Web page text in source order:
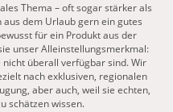
Thema – oft sogar stärker als
dem Urlaub gern ein gutes
für ein Produkt aus der
unser Alleinstellungsmerkmal:
überall verfügbar sind. Wir
nach exklusiven, regionalen
aber auch, weil sie echten,
schätzen wissen.